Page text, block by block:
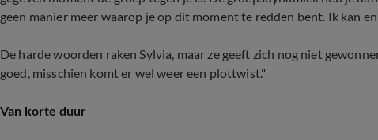
geen manier meer waarop je op dit moment te redden bent. Ik kan
De harde woorden raken Sylvia, maar ze geeft zich nog niet
goed, misschien komt er wel weer een plottwist."
Van korte duur